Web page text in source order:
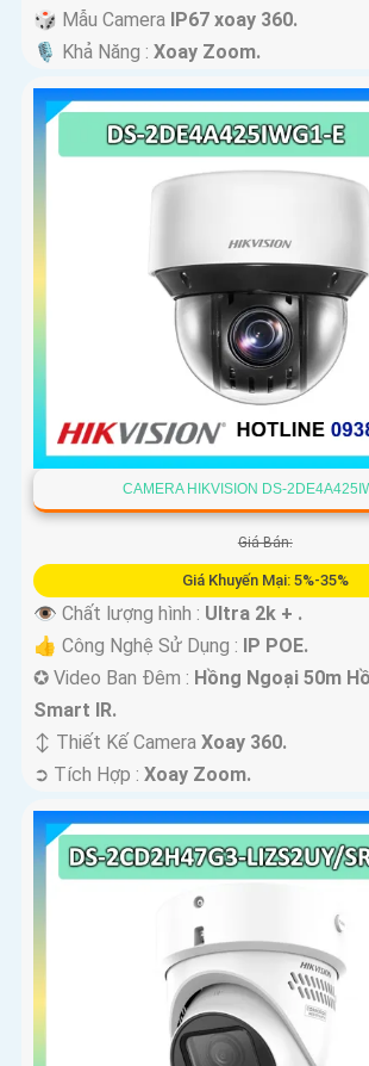
🎲 Mẫu Camera IP67 xoay 360.
️🎙 Khả Năng : Xoay Zoom.
CAMERA HIKVISION DS-
Giá Bán:
Giá Khuyến Mại: 5%-35%
👁 Chất lượng hình : Ultra 2k + .
👍 Công Nghệ Sử Dụng : IP POE.
✪ Video Ban Đêm : Hồng Ngoại 50m
Smart IR.
↕️ Thiết Kế Camera Xoay 360.
️➲ Tích Hợp : Xoay Zoom.